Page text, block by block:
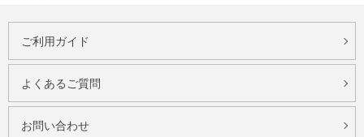
ご利用ガイド
よくあるご質問
お問い合わせ